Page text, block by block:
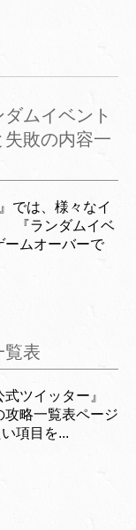
ダムイベント
敗の内容一
では、様々なイ
『ランダムイベ
ームオーバーで
覧表
式ツイッター』
略一覧表ページ
項目を...